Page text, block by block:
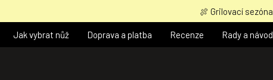
obsah
🍖 Grilovací
Jak vybrat nůž Doprava a platba Recenze Rady a